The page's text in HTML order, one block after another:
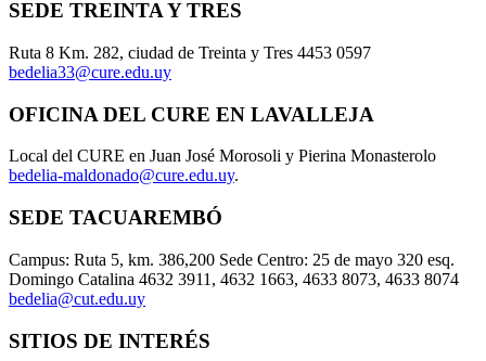
SEDE TREINTA Y TRES
Ruta 8 Km. 282, ciudad de Treinta y Tres 4453 0597
bedelia33@cure.edu.uy
OFICINA DEL CURE EN LAVALLEJA
Local del CURE en Juan José Morosoli y Pierina Monasterolo
bedelia-maldonado@cure.edu.uy.
SEDE TACUAREMBÓ
Campus: Ruta 5, km. 386,200 Sede Centro: 25 de mayo 320 esq.
Domingo Catalina 4632 3911, 4632 1663, 4633 8073, 4633 8074
bedelia@cut.edu.uy
SITIOS DE INTERÉS